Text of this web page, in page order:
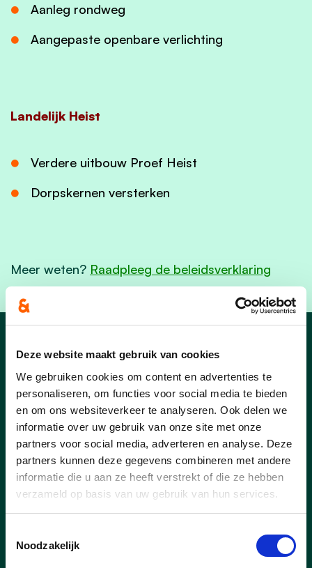
Deze website maakt gebruik van cookies
We gebruiken cookies om content en advertenties te
personaliseren, om functies voor social media te bieden
en om ons websiteverkeer te analyseren. Ook delen we
informatie over uw gebruik van onze site met onze
partners voor social media, adverteren en analyse. Deze
partners kunnen deze gegevens combineren met andere
informatie die u aan ze heeft verstrekt of die ze hebben
verzameld op basis van uw gebruik van hun services.
Noodzakelijk
Aanleg rondweg
Aangepaste openbare verlichting
Landelijk Heist
Verdere uitbouw Proef Heist
Dorpskernen versterken
Meer weten? Raadpleeg de beleidsverklaring
Nieuws